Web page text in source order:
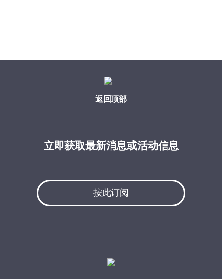
返回顶部
立即获取最新消息或活动信息
按此订阅